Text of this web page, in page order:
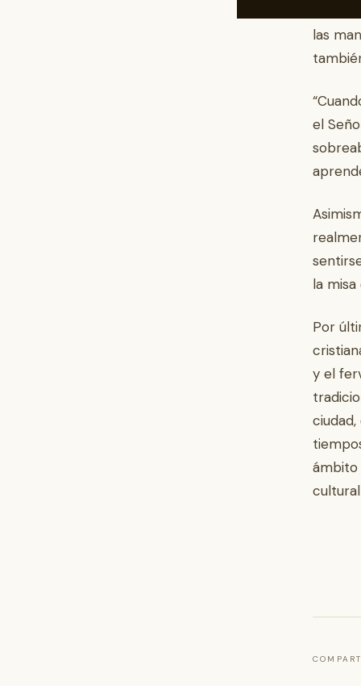
las
el
la
Por
y el
ámbito